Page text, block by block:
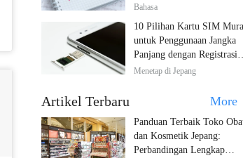
Bahasa
10 Pilihan Kartu SIM
untuk Penggunaan Jangka
Panjang dengan Registrasi
Multibahasa!
Menetap di Jepang
Artikel Terbaru More
Panduan Terbaik Toko
dan Kosmetik Jepang:
Perbandingan Lengkap